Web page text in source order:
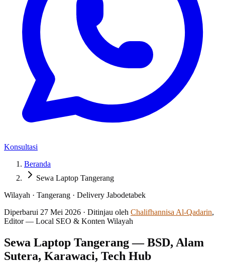
Konsultasi
Beranda
Sewa Laptop Tangerang
Wilayah · Tangerang · Delivery Jabodetabek
Diperbarui 27 Mei 2026 · Ditinjau oleh Chalifhannisa Al-Qadarin,
Editor — Local SEO & Konten Wilayah
Sewa Laptop Tangerang — BSD, Alam
Sutera, Karawaci, Tech Hub